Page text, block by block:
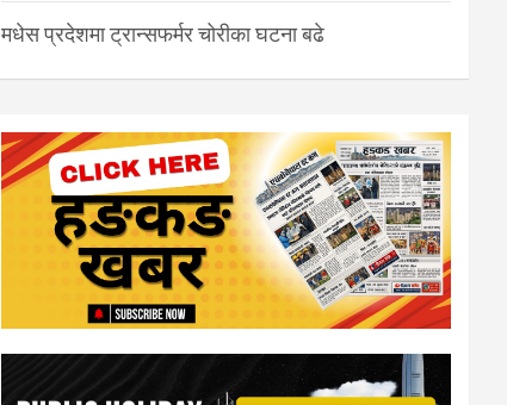
मधेस प्रदेशमा ट्रान्सफर्मर चोरीका घटना बढे